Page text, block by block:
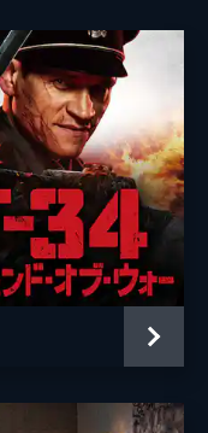
マーク・ライランス
バリー・キオガン
トム・ハーディ
マイケル・フォックス
ジョン・ノーラン
マイケル・ケイン
クリストファー・ノーラン
ハンス・ジマー